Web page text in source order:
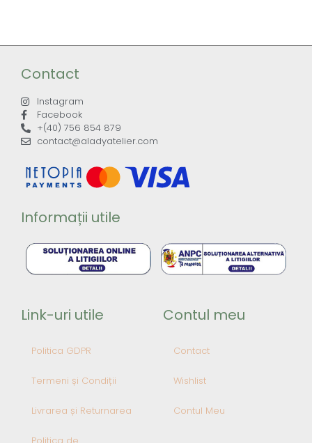
Contact
Instagram
Facebook
+(40) 756 854 879
contact@aladyatelier.com
Informații utile
Link-uri utile
Politica GDPR
Termeni și Condiții
Livrarea și Returnarea
Politica de
Contul meu
Contact
Wishlist
Contul Meu